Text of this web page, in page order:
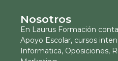
Nosotros
En Laurus Formación
Apoyo Escolar, cursos
Informatica, Oposiciones,